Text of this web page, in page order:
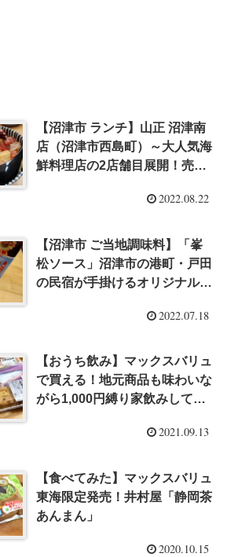
【沼津市 ランチ】山正 沼津南
店（沼津市西島町）～大人気海
鮮料理店の2店舗目展開！売り
2022.08.22
【沼津市 ご当地調味料】「峯
松ソース」沼津市の港町・戸田
の民宿が手掛けるオリジナル絶
2022.07.18
【おうち飲み】マックスバリュ
で買える！地元商品も味わいな
がら1,000円縛り家飲みしてみ
2021.09.13
【食べてみた】マックスバリュ
東海限定発売！井村屋「静岡茶
あんまん」
2020.10.15